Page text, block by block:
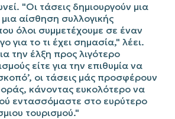
"Οι τάσεις δημιουργούν μια
αίσθηση συλλογικής
όλοι συμμετέχουμε σε έναν
για το τι έχει σημασία," λέει.
την έλξη προς λιγότερο
είτε για την επιθυμία να
οι τάσεις μάς προσφέρουν
κάνοντας ευκολότερο να
εντασσόμαστε στο ευρύτερο
τουρισμού."